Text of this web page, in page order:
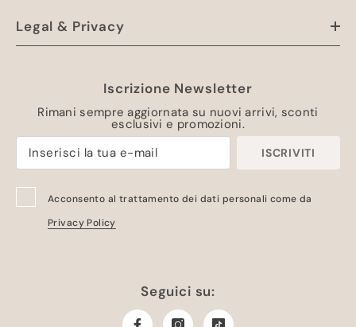
Legal & Privacy
Iscrizione Newsletter
Rimani sempre aggiornata su nuovi arrivi, sconti
esclusivi e promozioni.
ISCRIVITI
Acconsento al trattamento dei dati personali come da
Privacy Policy
Seguici su: